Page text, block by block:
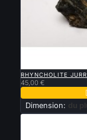
RHYNCHOLITE
45,00 €
Dimension: du